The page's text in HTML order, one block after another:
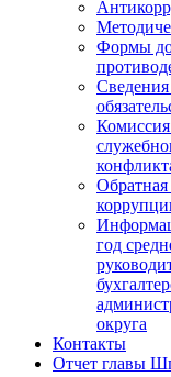
Формы
Сведения
Обратная
год
округа
Контакты
Отчет главы